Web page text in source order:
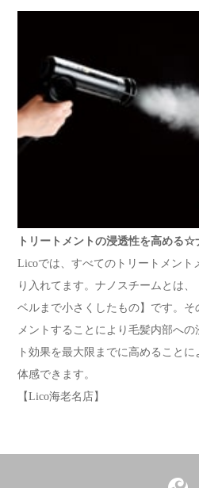
トリートメントの浸透性を高める
Licoでは、すべてのトリートメント
り入れてます。ナノスチームとは
ベルまで小さくしたもの】です。そ
メントすることにより毛髪内部へ
ト効果を最大限までに高めること
体感できます。
【Lico海老名店】